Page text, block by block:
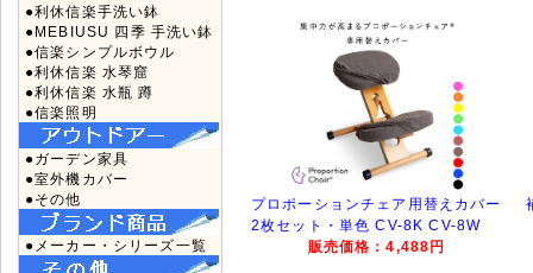
●利休信楽手洗い鉢
●MEBIUSU 四季 手洗い鉢
●信楽シンプルボウル
●利休信楽 水琴窟
●利休信楽 水瓶 蹲
●信楽照明
●ガーデン家具
●室外機カバー
●その他
●メーカー・シリーズ一覧
プロポーションチェア用替えカバー
2枚セット・単色 CV-8K CV-8W
販売価格：4,488円